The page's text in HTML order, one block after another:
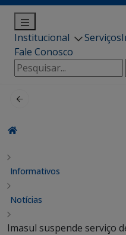
Institucional Serviços
Fale Conosco
Pesquisar
por:
Informativos
Notícias
Imasul suspende serviço